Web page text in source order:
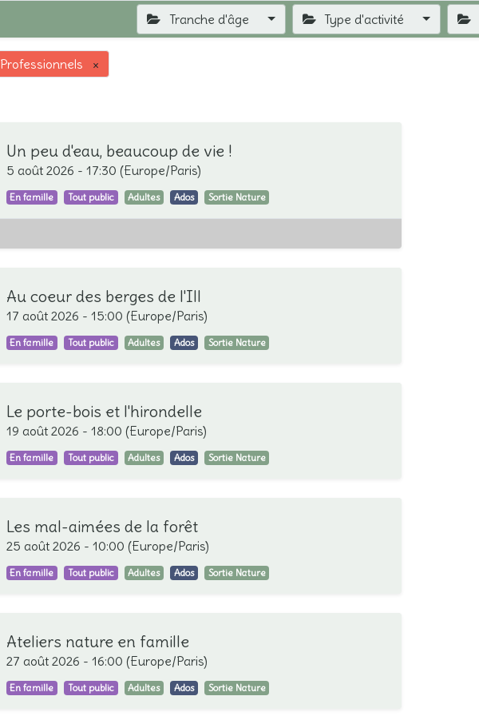
Tranche d'âge Type d'activité
Professionnels ×
Un peu d'eau, beaucoup de vie !
5 août 2026 - 17:30 (Europe/Paris)
En famille Tout public Adultes Ados Sortie Nature
Au coeur des berges de l'Ill
17 août 2026 - 15:00 (Europe/Paris)
En famille Tout public Adultes Ados Sortie Nature
Le porte-bois et l'hirondelle
19 août 2026 - 18:00 (Europe/Paris)
En famille Tout public Adultes Ados Sortie Nature
Les mal-aimées de la forêt
25 août 2026 - 10:00 (Europe/Paris)
En famille Tout public Adultes Ados Sortie Nature
Ateliers nature en famille
27 août 2026 - 16:00 (Europe/Paris)
En famille Tout public Adultes Ados Sortie Nature